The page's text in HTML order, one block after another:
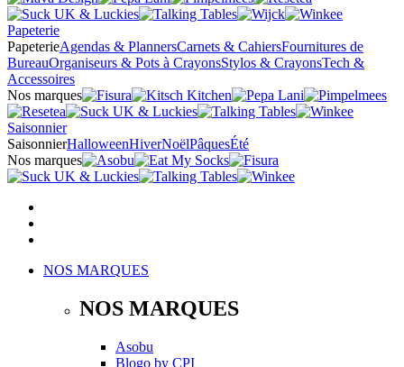
Papeterie
PapeterieAgendas & PlannersCarnets & CahiersFournitures de
BureauOrganiseurs & Pots à CrayonsStylos & CrayonsTech &
Accessoires
Nos marques
Saisonnier
SaisonnierHalloweenHiverNoëlPâquesÉté
Nos marques
NOS MARQUES
NOS MARQUES
Asobu
Blogo by CPI